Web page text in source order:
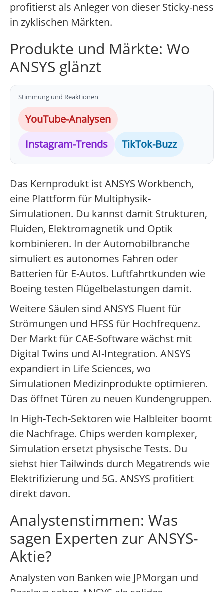
profitierst als Anleger von dieser Sticky-ness
in zyklischen Märkten.
Produkte und Märkte: Wo
ANSYS glänzt
Stimmung und Reaktionen
YouTube-Analysen
Instagram-Trends
TikTok-Buzz
Das Kernprodukt ist ANSYS Workbench,
eine Plattform für Multiphysik-
Simulationen. Du kannst damit Strukturen,
Fluiden, Elektromagnetik und Optik
kombinieren. In der Automobilbranche
simuliert es autonomes Fahren oder
Batterien für E-Autos. Luftfahrtkunden wie
Boeing testen Flügelbelastungen damit.
Weitere Säulen sind ANSYS Fluent für
Strömungen und HFSS für Hochfrequenz.
Der Markt für CAE-Software wächst mit
Digital Twins und AI-Integration. ANSYS
expandiert in Life Sciences, wo
Simulationen Medizinprodukte optimieren.
Das öffnet Türen zu neuen Kundengruppen.
In High-Tech-Sektoren wie Halbleiter boomt
die Nachfrage. Chips werden komplexer,
Simulation ersetzt physische Tests. Du
siehst hier Tailwinds durch Megatrends wie
Elektrifizierung und 5G. ANSYS profitiert
direkt davon.
Analystenstimmen: Was
sagen Experten zur ANSYS-
Aktie?
Analysten von Banken wie JPMorgan und